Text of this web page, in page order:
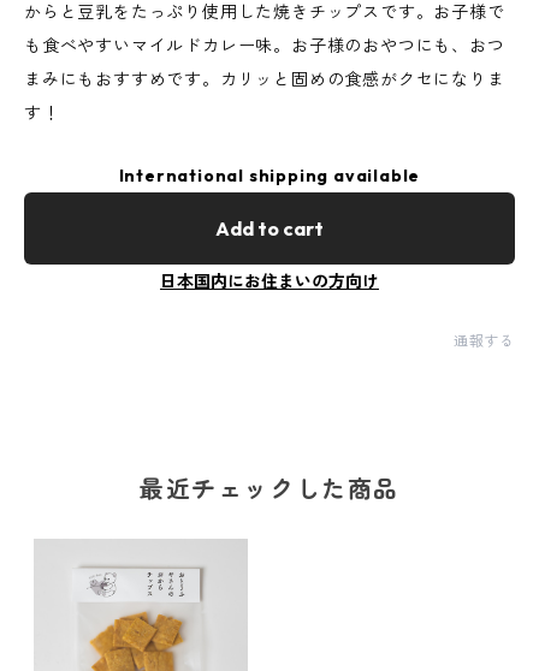
からと豆乳をたっぷり使用した焼きチップスです。お子様で
も食べやすいマイルドカレー味。お子様のおやつにも、おつ
まみにもおすすめです。カリッと固めの食感がクセになりま
す！
International shipping available
Add to cart
日本国内にお住まいの方向け
通報する
最近チェックした商品